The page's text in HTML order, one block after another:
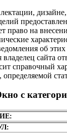
право на
об
владелец сайта
справочный
с